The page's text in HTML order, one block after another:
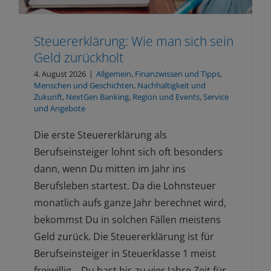
Steuererklärung: Wie man sich sein
Geld zurückholt
4. August 2026 | Allgemein, Finanzwissen und Tipps,
Menschen und Geschichten, Nachhaltigkeit und
Zukunft, NextGen Banking, Region und Events,Service
und Angebote
Die erste Steuererklärung als
Berufseinsteiger lohnt sich oft besonders
dann, wenn Du mitten im Jahr ins
Berufsleben startest. Da die Lohnsteuer
monatlich aufs ganze Jahr berechnet wird,
bekommst Du in solchen Fällen meistens
Geld zurück. Die Steuererklärung ist für
Berufseinsteiger in Steuerklasse 1 meist